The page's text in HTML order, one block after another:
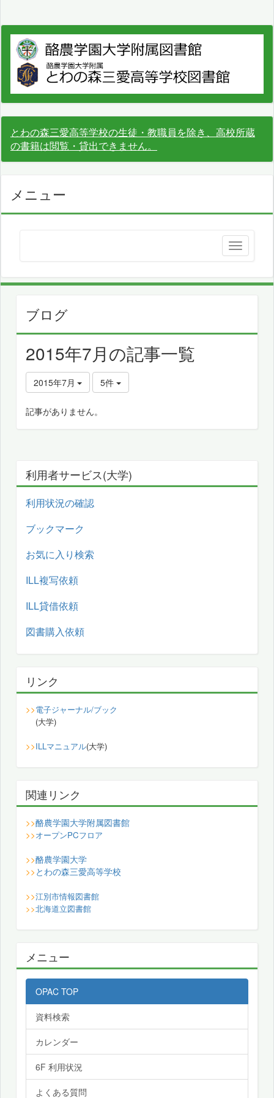
とわの森三愛高等学校の生徒・教職員を除き、高校所蔵
の書籍は閲覧・貸出できません。
メニュー
ブログ
2015年7月の記事一覧
2015年7月 5件
記事がありません。
利用者サービス(大学)
利用状況の確認
ブックマーク
お気に入り検索
ILL複写依頼
ILL貸借依頼
図書購入依頼
リンク
>>電子ジャーナル/ブック
(大学)
>>ILLマニュアル(大学)
関連リンク
>>酪農学園大学附属図書館
>>オープンPCフロア
>>酪農学園大学
>> とわの森三愛高等学校
>>江別市情報図書館
>>北海道立図書館
メニュー
OPAC TOP
資料検索
カレンダー
6F 利用状況
よくある質問